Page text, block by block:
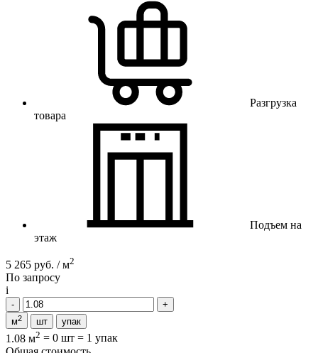
Разгрузка
товара
Подъем на
этаж
5 265 руб. / м2
По запросу
i
м2 шт упак
1.08 м2 = 0 шт = 1 упак